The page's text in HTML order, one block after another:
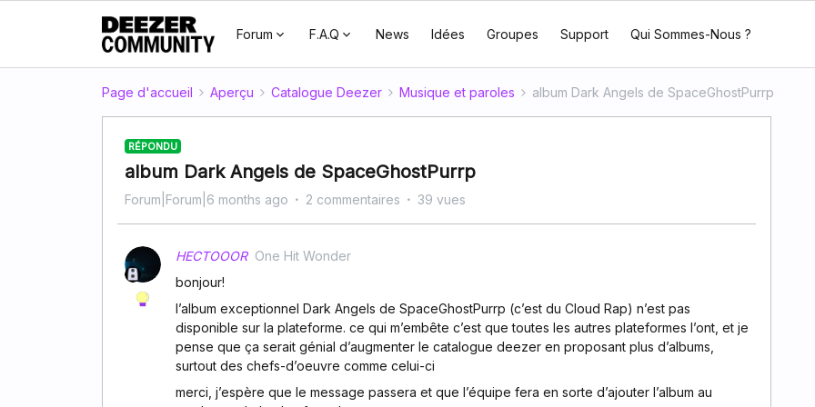
Forum F.A.Q News Idées Groupes Support Qui Sommes-Nous ?
Page d'accueil Aperçu Catalogue Deezer Musique et paroles album Dark Angels de SpaceGhostPurrp
RÉPONDU
album Dark Angels de SpaceGhostPurrp
Forum|Forum|6 months ago 2 commentaires 39 vues
HECTOOOR One Hit Wonder
bonjour!
l’album exceptionnel Dark Angels de SpaceGhostPurrp (c’est du Cloud Rap) n’est pas
disponible sur la plateforme. ce qui m’embête c’est que toutes les autres plateformes l’ont, et je
pense que ça serait génial d’augmenter le catalogue deezer en proposant plus d’albums,
surtout des chefs-d’oeuvre comme celui-ci
merci, j’espère que le message passera et que l’équipe fera en sorte d’ajouter l’album au